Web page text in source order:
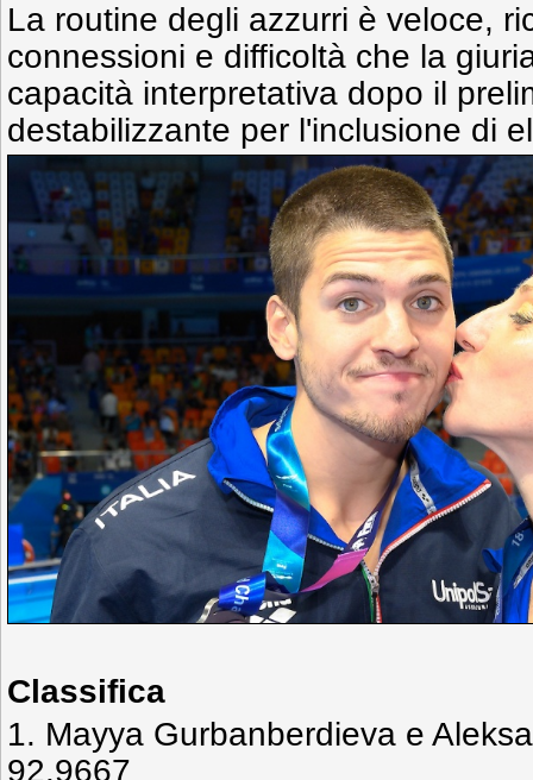
La routine degli azzurri è veloce,
connessioni e difficoltà che la
capacità interpretativa dopo il
destabilizzante per l'inclusione di
Classifica
1. Mayya Gurbanberdieva e
92.9667